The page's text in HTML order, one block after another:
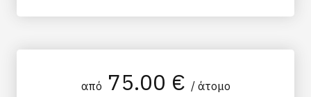
από 75.00 € / άτομο